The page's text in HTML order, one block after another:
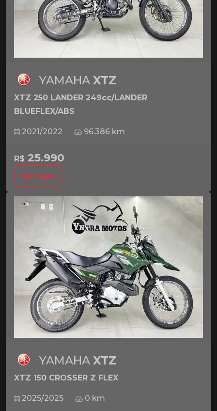
YAMAHA XTZ
XTZ 250 LANDER 249cc/LANDER
BLUEFLEX/ABS
2021/2022 96.386 km
R$ 25.990
Ver mais
YAMAHA XTZ
XTZ 150 CROSSER Z FLEX
2025/2025 0 km